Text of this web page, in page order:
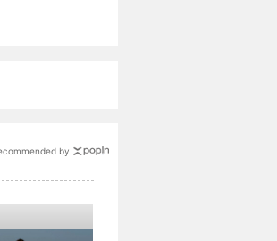
by